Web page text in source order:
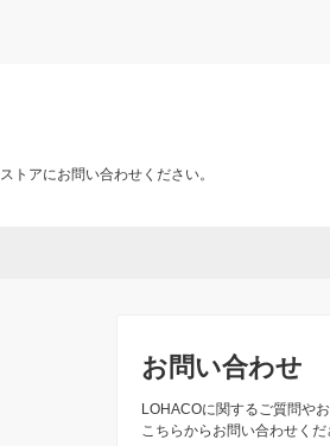
トアにお問い合わせください。
お問い合わせ
LOHACOに関するご質問やお
こちらからお問い合わせくだ